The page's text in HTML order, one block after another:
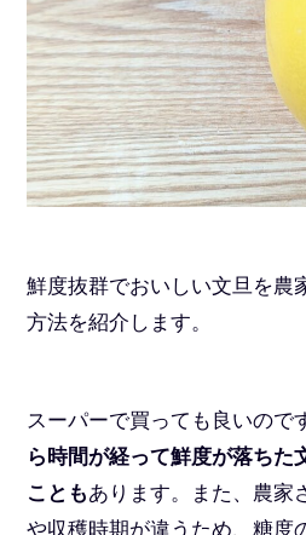
鮮度抜群でおいしい文旦を農
方法を紹介します。
スーパーで買っても良いので
ら時間が経って鮮度が落ちた
こともあります。また、農家
や収穫時期が違うため、糖度